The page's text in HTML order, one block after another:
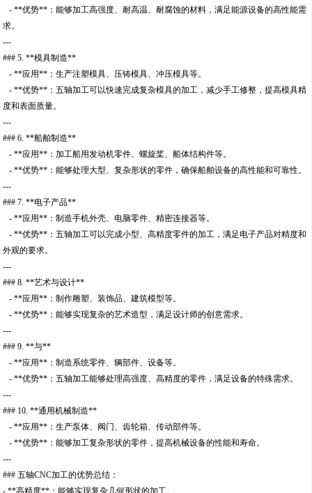
- **优势**：能够加工高强度、耐高温、耐腐蚀的材料，满足能源设备的高性能需
求。
---
### 5. **模具制造**
- **应用**：生产注塑模具、压铸模具、冲压模具等。
- **优势**：五轴加工可以快速完成复杂模具的加工，减少手工修整，提高模具精
度和表面质量。
---
### 6. **船舶制造**
- **应用**：加工船用发动机零件、螺旋桨、船体结构件等。
- **优势**：能够处理大型、复杂形状的零件，确保船舶设备的高性能和可靠性。
---
### 7. **电子产品**
- **应用**：制造手机外壳、电脑零件、精密连接器等。
- **优势**：五轴加工可以完成小型、高精度零件的加工，满足电子产品对精度和
外观的要求。
---
### 8. **艺术与设计**
- **应用**：制作雕塑、装饰品、建筑模型等。
- **优势**：能够实现复杂的艺术造型，满足设计师的创意需求。
---
### 9. **与**
- **应用**：制造系统零件、辆部件、设备等。
- **优势**：五轴加工能够处理高强度、高精度的零件，满足设备的特殊需求。
---
### 10. **通用机械制造**
- **应用**：生产泵体、阀门、齿轮箱、传动部件等。
- **优势**：能够加工复杂形状的零件，提高机械设备的性能和寿命。
---
### 五轴CNC加工的优势总结：
- **高精度**：能够实现复杂几何形状的加工。